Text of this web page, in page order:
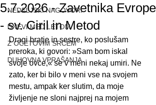
NEDELJSKI NAGOVORI
DNEVI MED LETOM
Z OČETOVIM SRCEM
DUHOVNA VPRAŠANJA
5.7.2026 - Zavetnika Evrope
- sv. Ciril in Metod
Dragi bratje in sestre, ko poslušam
preroka, ki govori: »Sam bom iskal
svoje ovce,« se v meni nekaj umiri. Ne
zato, ker bi bilo v meni vse na svojem
mestu, ampak ker slutim, da moje
življenje ne sloni najprej na mojem